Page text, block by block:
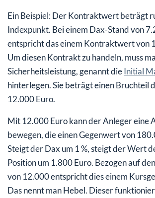
Ein Beispiel: Der Kontraktwert beträgt
Indexpunkt. Bei einem Dax-Stand von
entspricht das einem Kontraktwert von
Um diesen Kontrakt zu handeln, muss
Sicherheitsleistung, genannt dieInitial
hinterlegen. Sie beträgt einen Bruchteil
12.000 Euro.
Mit 12.000 Euro kann der Anleger eine
bewegen, die einen Gegenwert von
Steigt der Dax um 1 %, steigt der Wert
Position um 1.800 Euro. Bezogen auf
von 12.000 entspricht dies einem
Das nennt man Hebel. Dieser